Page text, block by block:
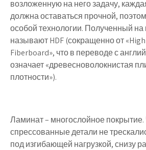
возложенную на него задачу,
должна оставаться прочной,
особой технологии. Полученный
называют HDF (сокращенно от
Fiberboard», что в переводе с
означает «древесноволокнистая
плотности»).
Ламинат – многослойное
спрессованные детали не
под изгибающей нагрузкой, снизу